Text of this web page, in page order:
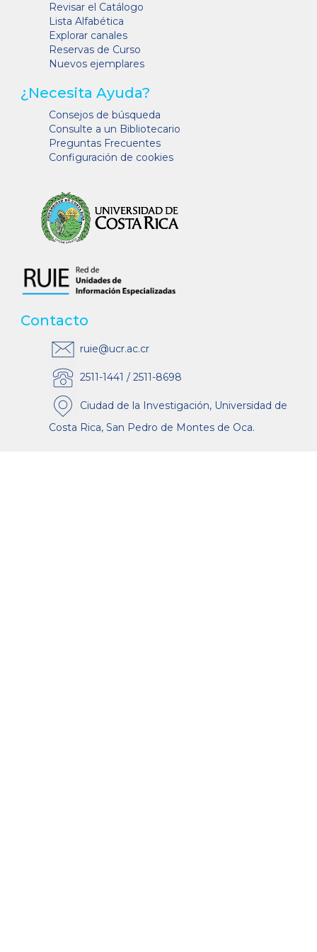
Revisar el Catálogo
Lista Alfabética
Explorar canales
Reservas de Curso
Nuevos ejemplares
¿Necesita Ayuda?
Consejos de búsqueda
Consulte a un Bibliotecario
Preguntas Frecuentes
Configuración de cookies
Contacto
ruie@ucr.ac.cr
2511-1441 / 2511-8698
Ciudad de la Investigación, Universidad de
Costa Rica, San Pedro de Montes de Oca.